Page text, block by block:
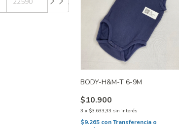
BODY-H&M-T 6-9M
$10.900
3 x $3.633,33 sin interés
$9.265 con Transferencia o